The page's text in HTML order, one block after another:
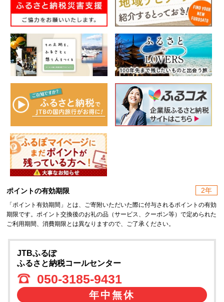
ポイントの有効期限 2年
「ポイント有効期間」とは、ご寄附いただいた際に付与されるポイントの有効
期限です。ポイント交換後のお礼の品（サービス、クーポン等）で定められた
ご利用期間、消費期限とは異なりますので、ご了承ください。
JTBふるぽ
ふるさと納税コールセンター
050-3185-9431
年中無休